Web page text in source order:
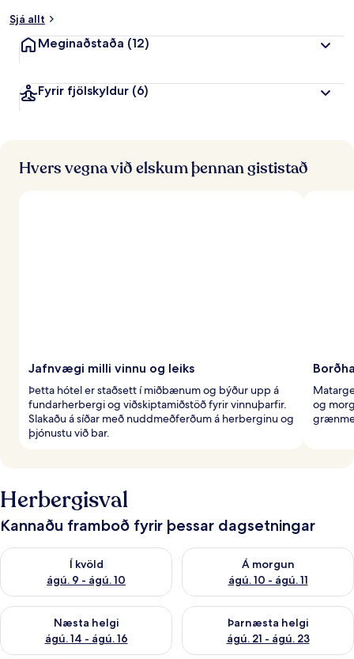
Sjá allt
Meginaðstaða (12)
Fyrir fjölskyldur (6)
Hvers vegna við elskum þennan gististað
Jafnvægi milli vinnu og leiks
Þetta hótel er staðsett í miðbænum og býður upp á
fundarherbergi og viðskiptamiðstöð fyrir vinnuþarfir.
Slakaðu á síðar með nuddmeðferðum á herberginu og
þjónustu við bar.
og
Herbergisval
Kannaðu framboð fyrir þessar dagsetningar
Í kvöld
ágú. 9 - ágú. 10
Athuga framboð í kvöld ágú. 9 - ágú. 10
Á morgun
ágú. 10 - ágú. 11
Athuga framboð á morgun
Næsta helgi
ágú. 14 - ágú. 16
Athuga framboð næstu helgi ágú. 14 - ágú. 16
Þarnæsta helgi
ágú. 21 - ágú. 23
Athuga framboð þarnæstu